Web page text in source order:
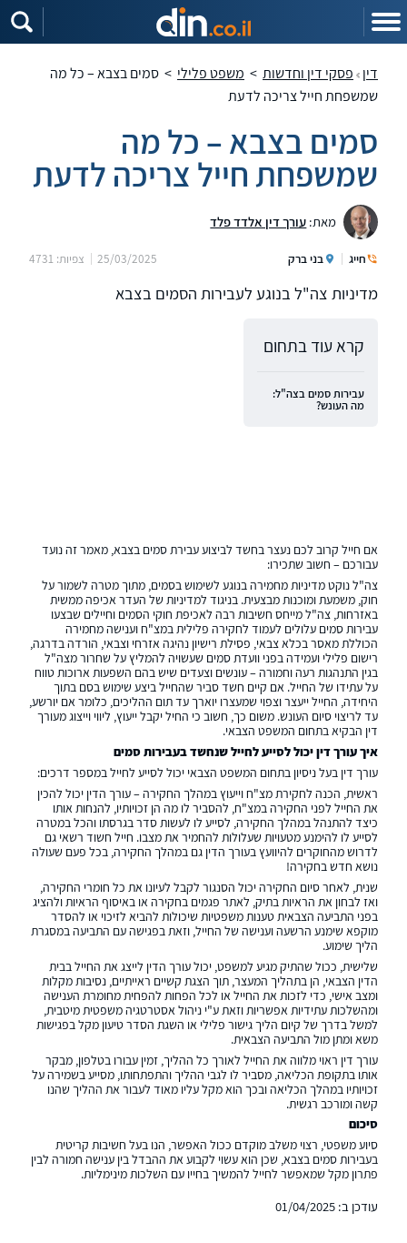
דין פסקי דין וחדשות > משפט פלילי > סמים בצבא – כל מה
שמשפחת חייל צריכה לדעת
סמים בצבא – כל מה
שמשפחת חייל צריכה לדעת
מאת: עורך דין אלדד פלד
חייג בני ברק 25/03/2025 צפיות: 4731
מדיניות צה"ל בנוגע לעבירות הסמים בצבא
קרא עוד בתחום
עבירות סמים בצה"ל:
מה העונש?
אם חייל קרוב לכם נעצר בחשד לביצוע עבירת סמים בצבא, מאמר זה נועד
עבורכם – חשוב שתכירו:
צה"ל נוקט מדיניות מחמירה בנוגע לשימוש בסמים, מתוך מטרה לשמור על
חוק, משמעת ומוכנות מבצעית. בניגוד למדיניות של העדר אכיפה ממשית
באזרחות, צה"ל מייחס חשיבות רבה לאכיפת חוקי הסמים וחיילים שבצעו
עבירות סמים עלולים לעמוד לחקירה פלילית במצ"ח וענישה מחמירה
הכוללת מאסר בכלא צבאי, פסילת רישיון נהיגה אזרחי וצבאי, הורדה בדרגה,
רישום פלילי ועמידה בפני וועדת סמים שעשויה להמליץ על שחרור מצה"ל
בגין התנהגות רעה וחמורה – עונשים וצעדים שיש בהם השפעות ארוכות טווח
על עתידו של החייל. אם קיים חשד סביר שהחייל ביצע שימוש בסם בתוך
היחידה, החייל ייעצר וצפוי שמעצרו יוארך עד תום ההליכים, כלומר אם יורשע,
עד לריצוי סיום העונש. משום כך, חשוב כי החיל יקבל ייעוץ, ליווי וייצוג מעורך
דין הבקיא בתחום המשפט הצבאי.
איך עורך דין יכול לסייע לחייל שנחשד בעבירות סמים
עורך דין בעל ניסיון בתחום המשפט הצבאי יכול לסייע לחייל במספר דרכים:
ראשית, הכנה לחקירת מצ"ח וייעוץ במהלך החקירה – עורך הדין יכול להכין
את החייל לפני החקירה במצ"ח, להסביר לו מה הן זכויותיו, להנחות אותו
כיצד להתנהל במהלך החקירה, לסייע לו לעשות סדר בגרסתו והכל במטרה
לסייע לו להימנע מטעויות שעלולות להחמיר את מצבו. חייל חשוד רשאי גם
לדרוש מהחוקרים להיוועץ בעורך הדין גם במהלך החקירה, בכל פעם שעולה
נושא חדש בחקירה!
שנית, לאחר סיום החקירה יכול הסנגור לקבל לעיונו את כל חומרי החקירה,
ואז לבחון את הראיות בתיק, לאתר פגמים בחקירה או באיסוף הראיות ולהציג
בפני התביעה הצבאית טענות משפטיות שיכולות להביא לזיכוי או להסדר
מוקפא שימנע הרשעה וענישה של החייל, וזאת בפגישה עם התביעה במסגרת
הליך שימוע.
שלישית, ככול שהתיק מגיע למשפט, יכול עורך הדין לייצג את החייל בבית
הדין הצבאי, הן בתהליך המעצר, תוך הצגת קשיים ראייתיים, נסיבות מקלות
ומצב אישי, כדי לזכות את החייל או לכל הפחות להפחית מחומרת הענישה
ומהשלכות עתידיות אפשריות וזאת ע"י ניהול אסטרטגיה משפטית מיטבית,
למשל בדרך של קיום הליך גישור פלילי או השגת הסדר טיעון מקל בפגישות
משא ומתן מול התביעה הצבאית.
עורך דין ראוי מלווה את החייל לאורך כל ההליך, זמין עבורו בטלפון, מבקר
אותו בתקופת הכליאה, מסביר לו לגבי ההליך והתפתחותו, מסייע בשמירה על
זכויותיו במהלך הכליאה ובכך הוא מקל עליו מאוד לעבור את ההליך שהנו
קשה ומורכב רגשית.
סיכום
סיוע משפטי, רצוי משלב מוקדם ככול האפשר, הנו בעל חשיבות קריטית
בעבירות סמים בצבא, שכן הוא עשוי לקבוע את ההבדל בין ענישה חמורה לבין
פתרון מקל שמאפשר לחייל להמשיך בחייו עם השלכות מינימליות.
עודכן ב: 01/04/2025